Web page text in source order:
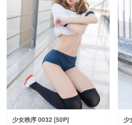
少女秩序 0032 [50P] 少